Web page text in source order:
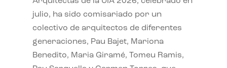
julio, ha sido comisariado por un
colectivo de arquitectos de diferentes
generaciones, Pau Bajet, Mariona
Benedito, Maria Giramé, Tomeu Ramis,